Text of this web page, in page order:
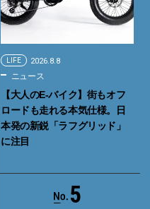
LIFE 2026.8.8
ニュース
【大人のE-バイク】街もオフ
ロードも走れる本気仕様。日
本発の新鋭「ラフグリッド」
に注目
5